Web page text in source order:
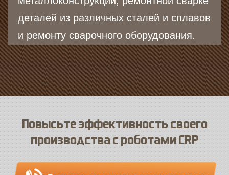
деталей из различных сталей и сплавов
и ремонту сварочного оборудования.
Повысьте эффективность своего
производства с роботами CRP